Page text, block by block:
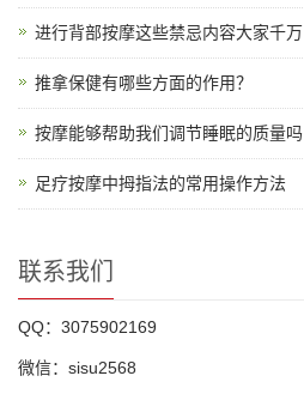
进行背部按摩这些禁忌内容大家千万
推拿保健有哪些方面的作用？
按摩能够帮助我们调节睡眠的质量吗
足疗按摩中拇指法的常用操作方法
联系我们
QQ：3075902169
微信：sisu2568